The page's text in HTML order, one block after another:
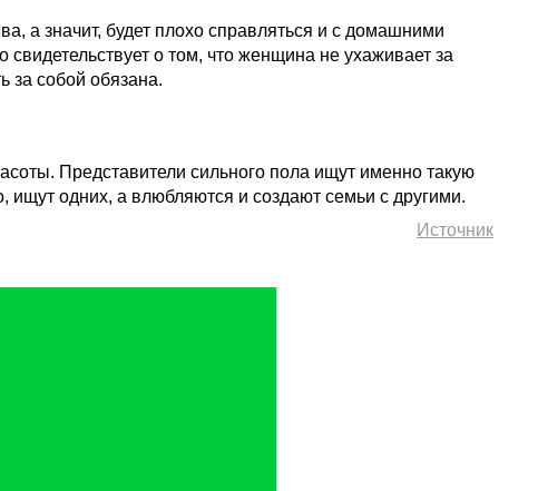
а значит, будет плохо справляться и с домашними
о том, что женщина не ухаживает за
за собой обязана.
Представители сильного пола ищут именно такую
ищут одних, а влюбляются и создают семьи с другими.
Источник